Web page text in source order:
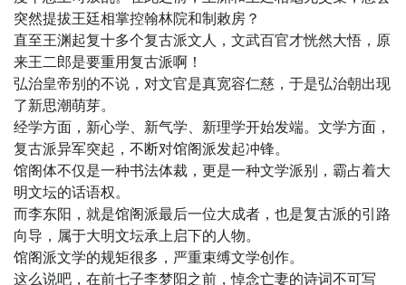
突然提拔王廷相掌控翰林院和制敕房？
直至王渊起复十多个复古派文人，文武百官才恍然大悟，原
来王二郎是要重用复古派啊！
弘治皇帝别的不说，对文官是真宽容仁慈，于是弘治朝出现
了新思潮萌芽。
经学方面，新心学、新气学、新理学开始发端。文学方面，
复古派异军突起，不断对馆阁派发起冲锋。
馆阁体不仅是一种书法体裁，更是一种文学派别，霸占着大
明文坛的话语权。
而李东阳，就是馆阁派最后一位大成者，也是复古派的引路
向导，属于大明文坛承上启下的人物。
馆阁派文学的规矩很多，严重束缚文学创作。
这么说吧，在前七子李梦阳之前，悼念亡妻的诗词不可写